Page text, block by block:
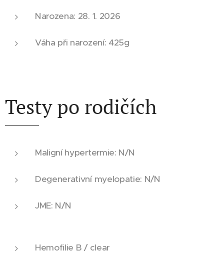
Narozena: 28. 1. 2026
Váha při narození: 425g
Testy po rodičích
Maligní hypertermie: N/N
Degenerativní myelopatie: N/N
JME: N/N
Hemofilie B / clear